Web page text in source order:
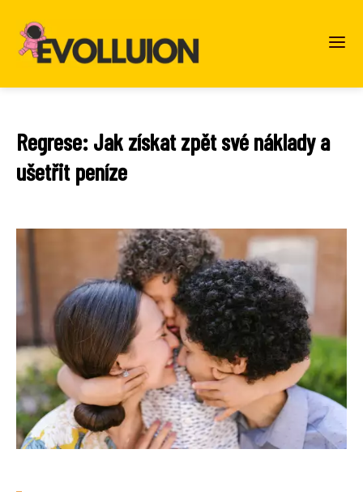
Regrese: Jak získat zpět své náklady a
ušetřit peníze